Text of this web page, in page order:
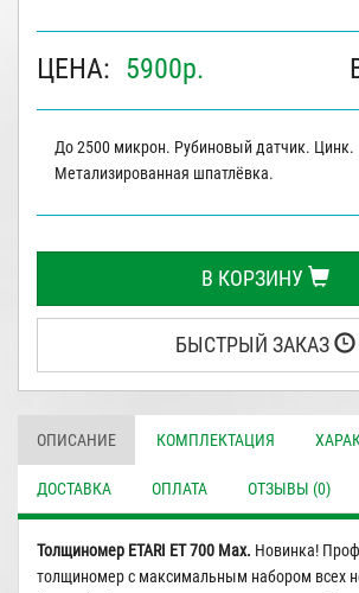
ЦЕНА: 5900р.
До 2500 микрон. Рубиновый датчик. Цинк.
Метализированная шпатлёвка.
В КОРЗИНУ
БЫСТРЫЙ ЗАКАЗ
ОПИСАНИЕ КОМПЛЕКТАЦИЯ
ДОСТАВКА ОПЛАТА ОТЗЫВЫ (0)
Толщиномер ETARI ЕТ 700 Мax. Новинка!
толщиномер с максимальным набором всех